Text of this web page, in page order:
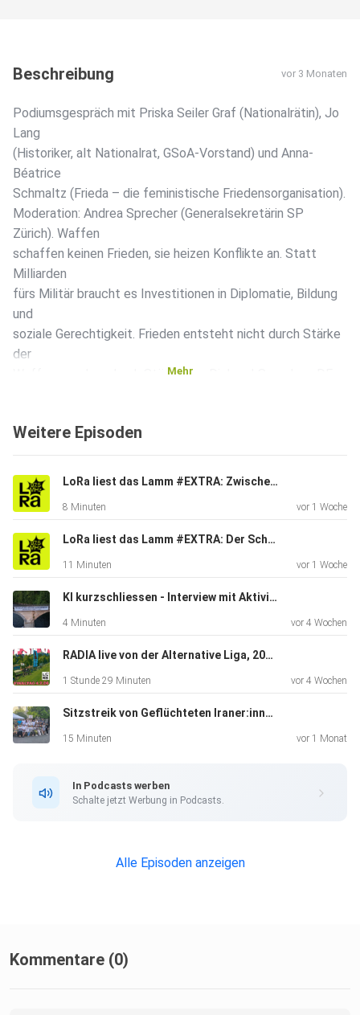
Beschreibung vor 3 Monaten
Podiumsgespräch mit Priska Seiler Graf (Nationalrätin), Jo
Lang
(Historiker, alt Nationalrat, GSoA-Vorstand) und Anna-
Béatrice
Schmaltz (Frieda – die feministische Friedensorganisation).
Moderation: Andrea Sprecher (Generalsekretärin SP
Zürich). Waffen
schaffen keinen Frieden, sie heizen Konflikte an. Statt
Milliarden
fürs Militär braucht es Investitionen in Diplomatie, Bildung
und
soziale Gerechtigkeit. Frieden entsteht nicht durch Stärke
der
Waffen, sondern durch Stärke des Dialogs! Sprachen: DE
Mehr
Weitere Episoden
LoRa liest das Lamm #EXTRA: Zwischen Fussball, Rütlischwur und Nationalismus
8 Minuten vor 1 Woche
LoRa liest das Lamm #EXTRA: Der Schweizer Nachrichtendienst rüstet auf!
11 Minuten vor 1 Woche
KI kurzschliessen - Interview mit Aktivist*in von Aufstände der Allmende über das Protestcamp
4 Minuten vor 4 Wochen
RADIA live von der Alternative Liga, 2026.07.04
1 Stunde 29 Minuten vor 4 Wochen
Sitzstreik von Geflüchteten Iraner:innen in Zürich
15 Minuten vor 1 Monat
In Podcasts werben
Schalte jetzt Werbung in Podcasts.
Alle Episoden anzeigen
Kommentare (0)